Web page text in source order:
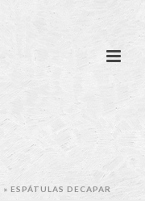
» ESPÁTULAS DECAPAR